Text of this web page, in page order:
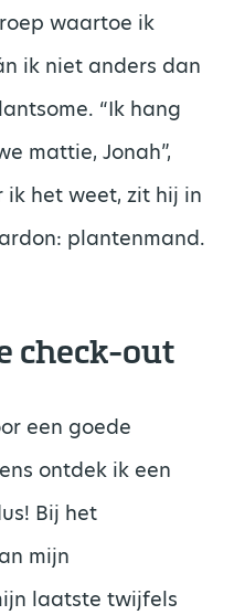
waartoe ik
ik niet anders dan
“Ik hang
mattie, Jonah”,
ik het weet, zit hij in
plantenmand.
check-out
een goede
ontdek ik een
Bij het
mijn
laatste twijfels